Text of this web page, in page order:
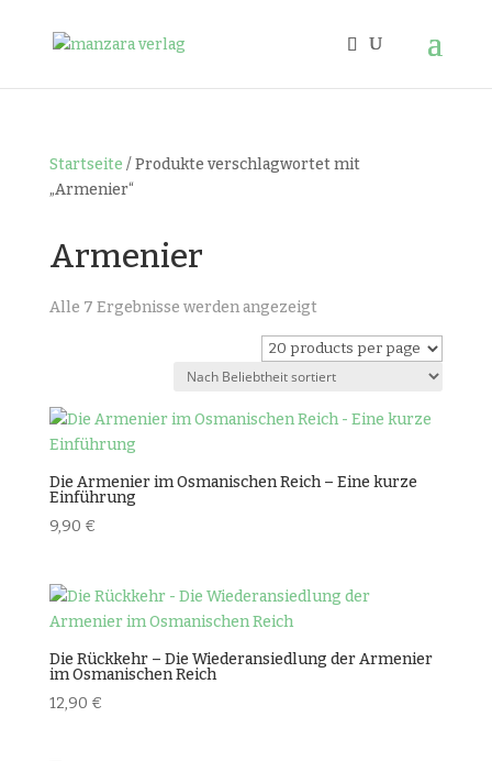
Startseite / Produkte verschlagwortet mit
„Armenier“
Armenier
Alle 7 Ergebnisse werden angezeigtNach
Beliebtheit
sortiert
Die Armenier im Osmanischen Reich – Eine kurze
Einführung
9,90 €
Die Rückkehr – Die Wiederansiedlung der Armenier
im Osmanischen Reich
12,90 €